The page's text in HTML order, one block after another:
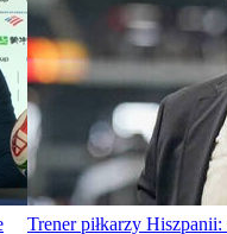
Trener piłkarzy